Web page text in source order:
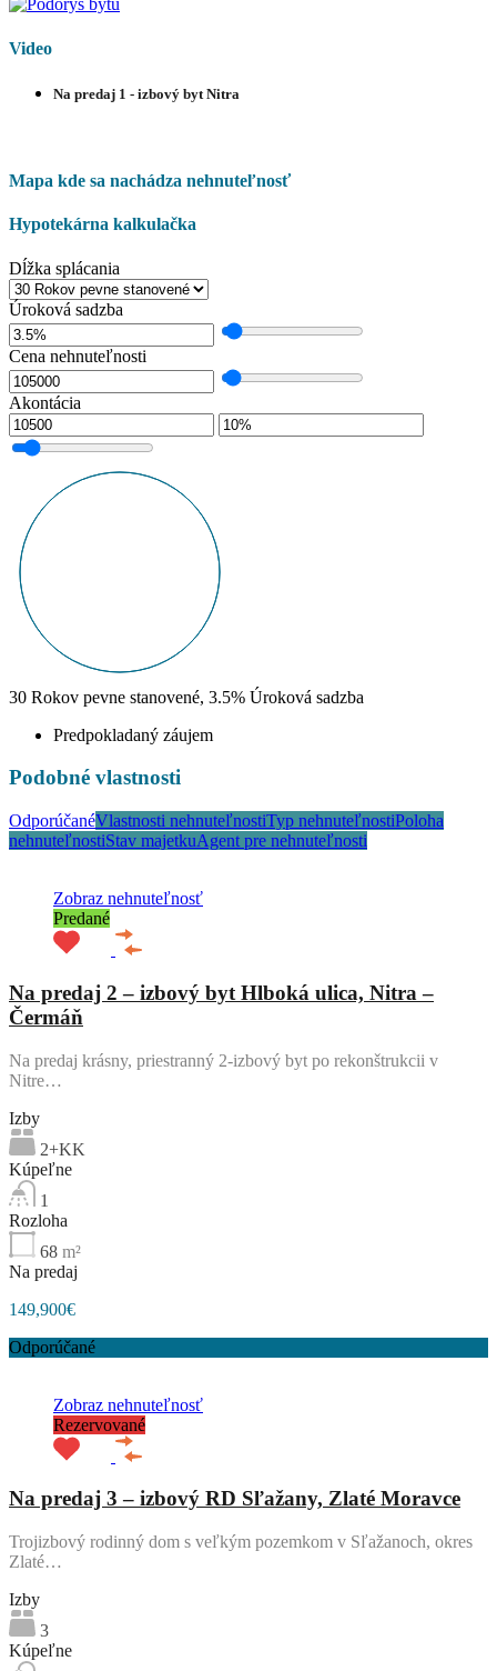
Video
Na predaj 1 - izbový byt Nitra
Mapa kde sa nachádza nehnuteľnosť
Hypotekárna kalkulačka
Dĺžka splácania
Úroková sadzba
Cena nehnuteľnosti
Akontácia
30 Rokov pevne stanovené, 3.5% Úroková sadzba
Predpokladaný záujem
Podobné vlastnosti
OdporúčanéVlastnosti nehnuteľnostiTyp nehnuteľnostiPoloha
nehnuteľnostiStav majetkuAgent pre nehnuteľnosti
Zobraz nehnuteľnosť
Predané
Na predaj 2 – izbový byt Hlboká ulica, Nitra –
Čermáň
Na predaj krásny, priestranný 2-izbový byt po rekonštrukcii v
Nitre…
Izby
2+KK
Kúpeľne
1
Rozloha
68 m²
Na predaj
149,900€
Odporúčané
Zobraz nehnuteľnosť
Rezervované
Na predaj 3 – izbový RD Sľažany, Zlaté Moravce
Trojizbový rodinný dom s veľkým pozemkom v Sľažanoch, okres
Zlaté…
Izby
3
Kúpeľne